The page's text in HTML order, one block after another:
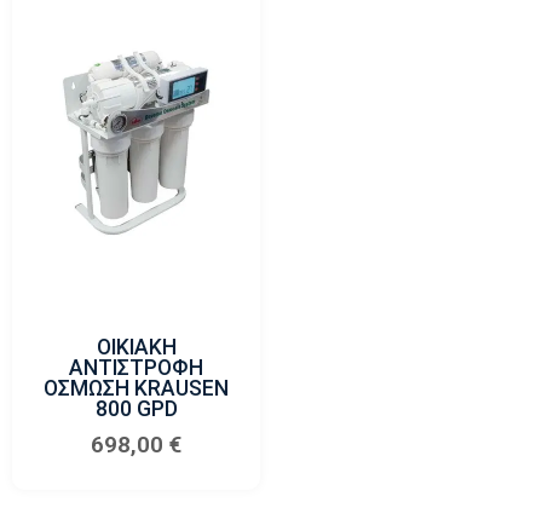
ΟΙΚΙΑΚΗ
ΑΝΤΙΣΤΡΟΦΗ
ΟΣΜΩΣΗ KRAUSEN
800 GPD
698,00€